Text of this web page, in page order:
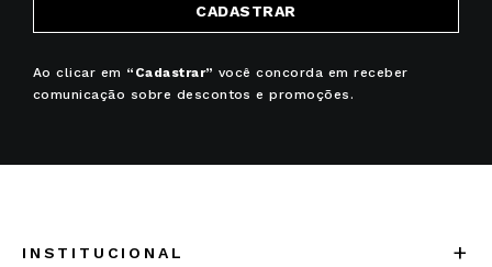
CADASTRAR
Ao clicar em “Cadastrar” você concorda em receber
comunicação sobre descontos e promoções.
INSTITUCIONAL +